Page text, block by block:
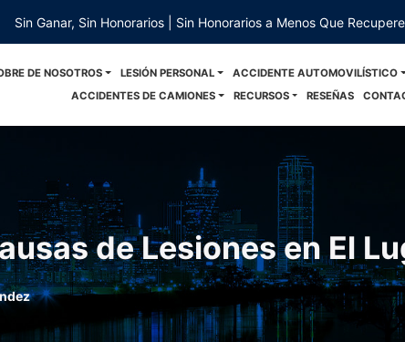
Sin Ganar, Sin Honorarios | Sin Honorarios a Menos Que
DE NOSOTROS LESIÓN PERSONAL ACCIDENTE AUTOMOVILÍSTICO
ACCIDENTES DE CAMIONES
RECURSOS RESEÑAS
de Lesiones en El